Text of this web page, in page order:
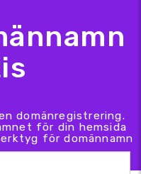
domänregistrering.
för din hemsida
för domännamn